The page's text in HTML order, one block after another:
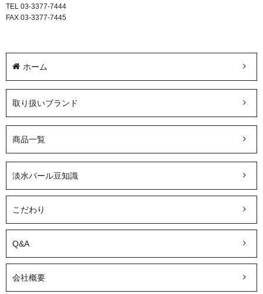
TEL 03-3377-7444
FAX 03-3377-7445
ホーム
取り扱いブランド
商品一覧
淡水パール豆知識
こだわり
Q&A
会社概要